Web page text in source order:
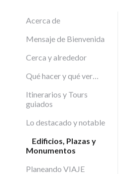
Acerca de
Mensaje de Bienvenida
Cerca y alrededor
Qué hacer y qué ver…
Itinerarios y Tours
guiados
Lo destacado y notable
Edificios, Plazas y
Monumentos
Planeando VIAJE